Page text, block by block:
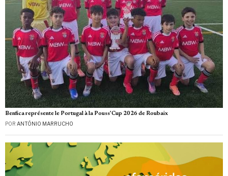
Benfica représente le Portugal à la Pouss’Cup 2026 de Roubaix
POR ANTÓNIO MARRUCHO